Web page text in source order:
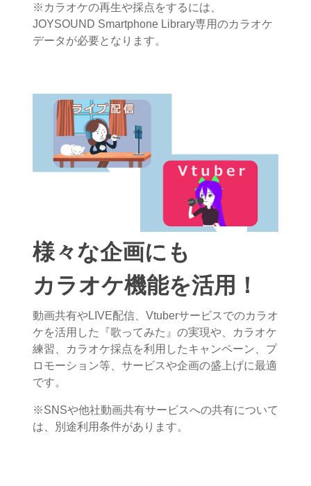
※カラオケの再生や採点をするには、
JOYSOUND Smartphone Library専用のカラオケ
データが必要となります。
様々な企画にも
カラオケ機能を活用！
動画共有やLIVE配信、Vtuberサービスでのカラオ
ケを活用した『歌ってみた』の実現や、カラオケ
練習、カラオケ採点を利用したキャンペーン、プ
ロモーション等、サービスや企画の盛上げに最適
です。
※SNSや他社動画共有サービスへの共有について
は、別途利用条件があります。